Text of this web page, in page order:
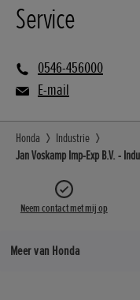
Service
0546-456000
E-mail
Honda
Industrie
Jan Voskamp Imp-Exp B.V. -
Neem contact met mij op
Meer van Honda